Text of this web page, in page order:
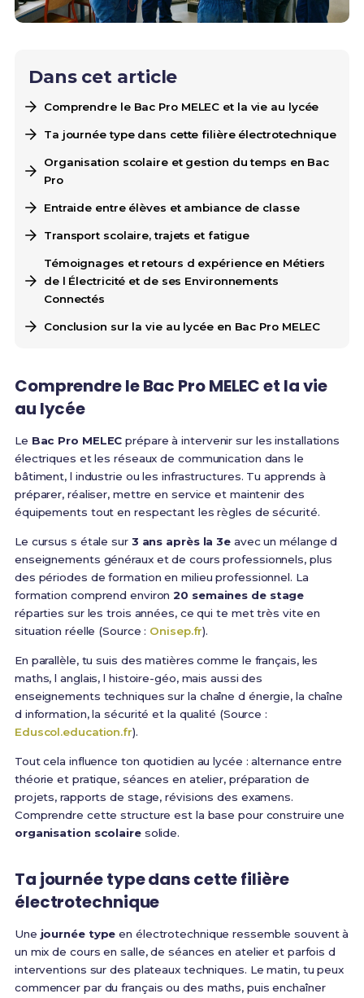
Dans cet article
Comprendre le Bac Pro MELEC et la vie au lycée
Ta journée type dans cette filière électrotechnique
Organisation scolaire et gestion du temps en Bac
Pro
Entraide entre élèves et ambiance de classe
Transport scolaire, trajets et fatigue
Témoignages et retours d expérience en Métiers
de l Électricité et de ses Environnements
Connectés
Conclusion sur la vie au lycée en Bac Pro MELEC
Comprendre le Bac Pro MELEC et la vie
au lycée
Le Bac Pro MELEC prépare à intervenir sur les installations
électriques et les réseaux de communication dans le
bâtiment, l industrie ou les infrastructures. Tu apprends à
préparer, réaliser, mettre en service et maintenir des
équipements tout en respectant les règles de sécurité.
Le cursus s étale sur 3 ans après la 3e avec un mélange d
enseignements généraux et de cours professionnels, plus
des périodes de formation en milieu professionnel. La
formation comprend environ20 semaines de stage
réparties sur les trois années, ce qui te met très vite en
situation réelle (Source : Onisep.fr).
En parallèle, tu suis des matières comme le français, les
maths, l anglais, l histoire-géo, mais aussi des
enseignements techniques sur la chaîne d énergie, la chaîne
d information, la sécurité et la qualité (Source :
Eduscol.education.fr).
Tout cela influence ton quotidien au lycée : alternance entre
théorie et pratique, séances en atelier, préparation de
projets, rapports de stage, révisions des examens.
Comprendre cette structure est la base pour construire une
organisation scolairesolide.
Ta journée type dans cette filière
électrotechnique
Une journée type en électrotechnique ressemble souvent à
un mix de cours en salle, de séances en atelier et parfois d
interventions sur des plateaux techniques. Le matin, tu peux
commencer par du français ou des maths, puis enchaîner